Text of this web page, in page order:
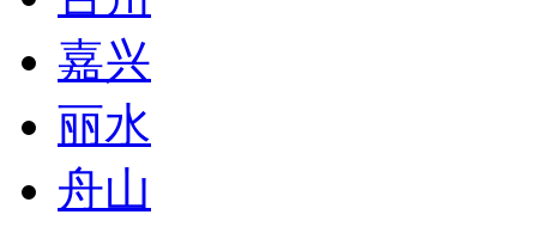
嘉兴
丽水
舟山